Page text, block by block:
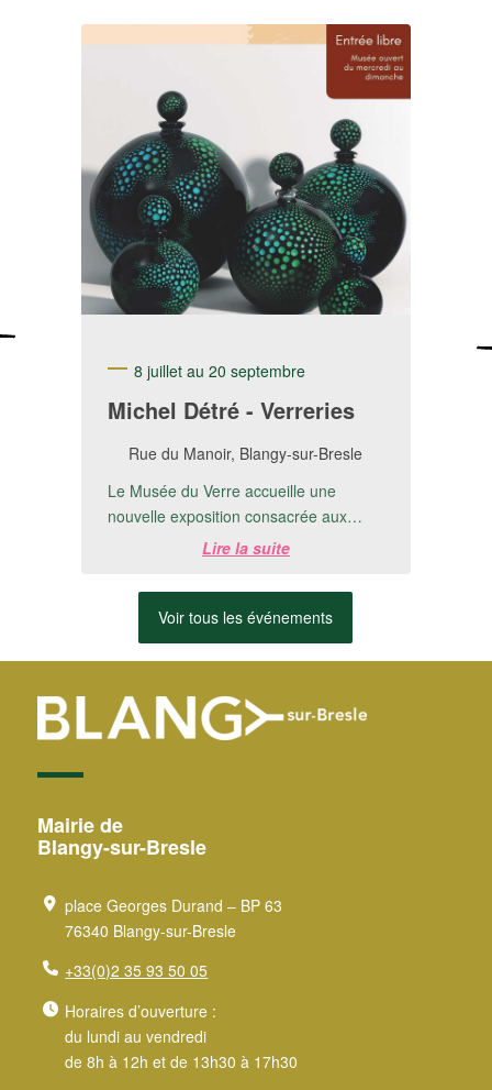
8 juillet au 20 septembre
Michel Détré - Verreries
Rue du Manoir, Blangy-sur-Bresle
Le Musée du Verre accueille une
nouvelle exposition consacrée aux
créations de Michel Detré.📅 Du 8 juillet
Lire la suite
Voir tous les événements
Mairie de
Blangy-sur-Bresle
place Georges Durand – BP 63
76340 Blangy-sur-Bresle
+33(0)2 35 93 50 05
Horaires d’ouverture :
du lundi au vendredi
de 8h à 12h et de 13h30 à 17h30